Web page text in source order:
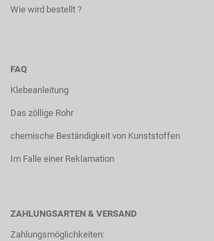
Wie wird bestellt ?
FAQ
Klebeanleitung
Das zöllige Rohr
chemische Beständigkeit von Kunststoffen
Im Falle einer Reklamation
ZAHLUNGSARTEN & VERSAND
Zahlungsmöglichkeiten: